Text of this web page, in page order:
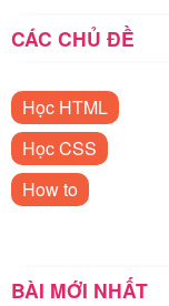
CÁC CHỦ ĐỀ
Học HTML
Học CSS
How to
BÀI MỚI NHẤT